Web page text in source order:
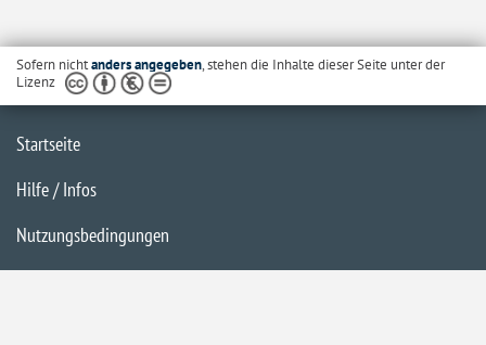
Sofern nichtanders angegeben, stehen die Inhalte dieser Seite unter der
Lizenz
Startseite
Hilfe / Infos
Nutzungsbedingungen